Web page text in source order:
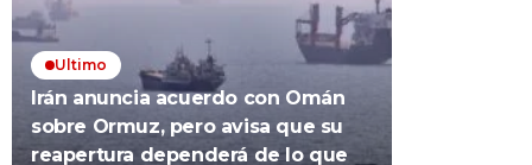
Ultimo
Irán anuncia acuerdo con Omán
sobre Ormuz, pero avisa que su
reapertura dependerá de lo que